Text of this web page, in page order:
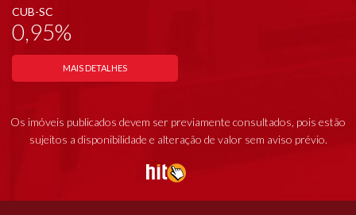
CUB-SC
0,95%
MAIS DETALHES
Os imóveis publicados devem ser previamente consultados, pois estão
sujeitos a disponibilidade e alteração de valor sem aviso prévio.